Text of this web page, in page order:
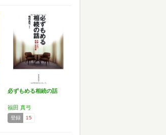
必ずもめる相続の話
福田 真弓
登録 15